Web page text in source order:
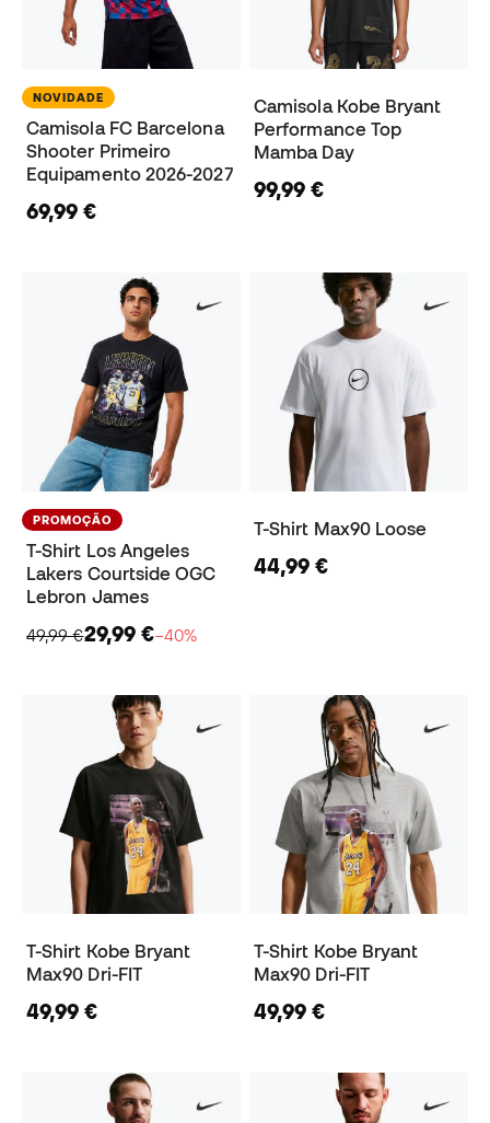
NOVIDADE
Camisola FC Barcelona
Shooter Primeiro
Equipamento 2026-2027
69,99 €
Camisola Kobe Bryant
Performance Top
Mamba Day
99,99 €
PROMOÇÃO
T-Shirt Los Angeles
Lakers Courtside OGC
Lebron James
49,99 €29,99 €−40%
T-Shirt Max90 Loose
44,99 €
T-Shirt Kobe Bryant
Max90 Dri-FIT
49,99 €
T-Shirt Kobe Bryant
Max90 Dri-FIT
49,99 €